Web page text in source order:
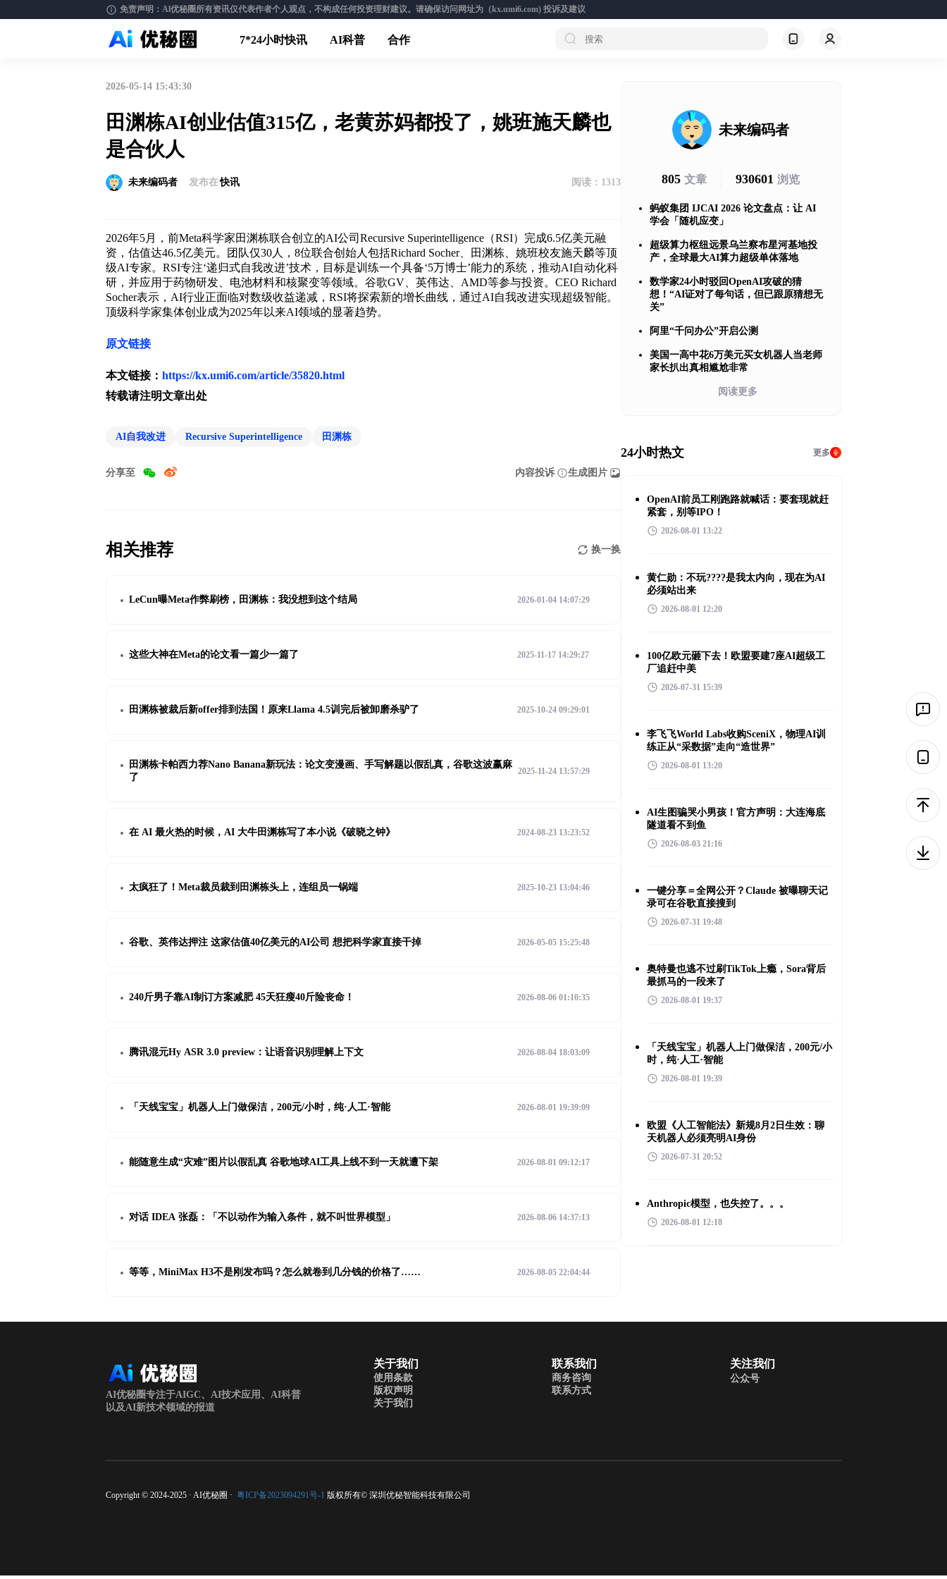
免责声明：Al优秘圈所有资讯仅代表作者个人观点，不构成任何投资理财建议。请确保访问网址为（kx.umi6.com) 投诉及建议
7*24小时快讯 AI科普 合作
2026-05-14 15:43:30
田渊栋AI创业估值315亿，老黄苏妈都投了，姚班施天麟也
是合伙人
未来编码者 发布在快讯 阅读： 1313
2026年5月，前Meta科学家田渊栋联合创立的AI公司Recursive Superintelligence（RSI）完成6.5亿美元融
资，估值达46.5亿美元。团队仅30人，8位联合创始人包括Richard Socher、田渊栋、姚班校友施天麟等顶
级AI专家。RSI专注‘递归式自我改进’技术，目标是训练一个具备‘5万博士’能力的系统，推动AI自动化科
研，并应用于药物研发、电池材料和核聚变等领域。谷歌GV、英伟达、AMD等参与投资。CEO Richard
Socher表示，AI行业正面临对数级收益递减，RSI将探索新的增长曲线，通过AI自我改进实现超级智能。
顶级科学家集体创业成为2025年以来AI领域的显著趋势。
原文链接
本文链接： https://kx.umi6.com/article/35820.html
转载请注明文章出处
AI自我改进 Recursive Superintelligence 田渊栋
分享至 内容投诉 生成图片
相关推荐 换一换
LeCun曝Meta作弊刷榜，田渊栋：我没想到这个结局 2026-01-04 14:07:29
这些大神在Meta的论文看一篇少一篇了 2025-11-17 14:29:27
田渊栋被裁后新offer排到法国！原来Llama 4.5训完后被卸磨杀驴了 2025-10-24 09:29:01
田渊栋卡帕西力荐Nano Banana新玩法：论文变漫画、手写解题以假乱真，谷歌这波赢麻
了
2025-11-24 13:57:29
在 AI 最火热的时候，AI 大牛田渊栋写了本小说《破晓之钟》 2024-08-23 13:23:52
太疯狂了！Meta裁员裁到田渊栋头上，连组员一锅端 2025-10-23 13:04:46
谷歌、英伟达押注 这家估值40亿美元的AI公司 想把科学家直接干掉 2026-05-05 15:25:48
240斤男子靠AI制订方案减肥 45天狂瘦40斤险丧命！ 2026-08-06 01:10:35
腾讯混元Hy ASR 3.0 preview：让语音识别理解上下文 2026-08-04 18:03:09
「天线宝宝」机器人上门做保洁，200元/小时，纯·人工·智能 2026-08-01 19:39:09
能随意生成“灾难”图片以假乱真 谷歌地球AI工具上线不到一天就遭下架 2026-08-01 09:12:17
对话 IDEA 张磊：「不以动作为输入条件，就不叫世界模型」 2026-08-06 14:37:13
等等，MiniMax H3不是刚发布吗？怎么就卷到几分钱的价格了…… 2026-08-05 22:04:44
未来编码者
805文章 930601浏览
蚂蚁集团 IJCAI 2026 论文盘点：让 AI
学会「随机应变」
超级算力枢纽远景乌兰察布星河基地投
产，全球最大AI算力超级单体落地
数学家24小时驳回OpenAI攻破的猜
想！“AI证对了每句话，但已跟原猜想无
关”
阿里“千问办公”开启公测
美国一高中花6万美元买女机器人当老师
家长扒出真相尴尬非常
阅读更多
24小时热文 更多
OpenAI前员工刚跑路就喊话：要套现就赶
紧套，别等IPO！
2026-08-01 13:22
黄仁勋：不玩????是我太内向，现在为AI
必须站出来
2026-08-01 12:20
100亿欧元砸下去！欧盟要建7座AI超级工
厂追赶中美
2026-07-31 15:39
李飞飞World Labs收购SceniX，物理AI训
练正从“采数据”走向“造世界”
2026-08-01 13:20
AI生图骗哭小男孩！官方声明：大连海底
隧道看不到鱼
2026-08-03 21:16
一键分享＝全网公开？Claude 被曝聊天记
录可在谷歌直接搜到
2026-07-31 19:48
奥特曼也逃不过刷TikTok上瘾，Sora背后
最抓马的一段来了
2026-08-01 19:37
「天线宝宝」机器人上门做保洁，200元/小
时，纯·人工·智能
2026-08-01 19:39
欧盟《人工智能法》新规8月2日生效：聊
天机器人必须亮明AI身份
2026-07-31 20:52
Anthropic模型，也失控了。。。
2026-08-01 12:18
AI优秘圈专注于AIGC、AI技术应用、AI科普
以及AI新技术领域的报道
关于我们
使用条款
版权声明
关于我们
联系我们
商务咨询
联系方式
关注我们
公众号
Copyright © 2024-2025 · AI优秘圈 · 粤ICP备2023094291号-1 版权所有© 深圳优秘智能科技有限公司